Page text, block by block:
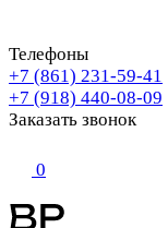
Телефоны
+7 (861) 231-59-41
+7 (918) 440-08-09
Заказать звонок
0